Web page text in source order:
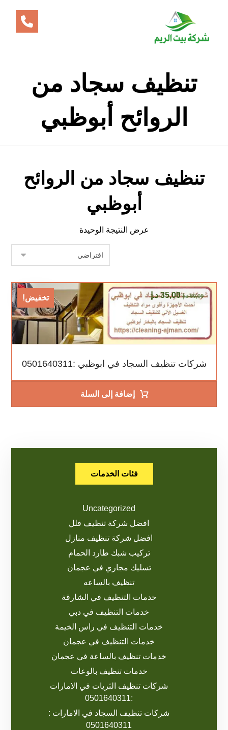
تنظيف سجاد من
الروائح أبوظبي
تنظيف سجاد من الروائح
أبوظبي
عرض النتيجة الوحيدة
تخفيض!
شركات تنظيف السجاد في ابوظبي :0501640311
60,00 د.إ 35,00 د.إ
إضافة إلى السلة
فئات الخدمات
Uncategorized
افضل شركة تنظيف فلل
افضل شركة تنظيف منازل
تركيب شبك طارد الحمام
تسليك مجاري في عجمان
تنظيف بالساعه
خدمات التنظيف في الشارقة
خدمات التنظيف في دبي
خدمات التنظيف في راس الخيمة
خدمات التنظيف في عجمان
خدمات تنظيف بالساعة في عجمان
خدمات تنظيف بالوعات
شركات تنظيف الثريات في الامارات
:0501640311
شركات تنظيف السجاد في الامارات :
0501640311